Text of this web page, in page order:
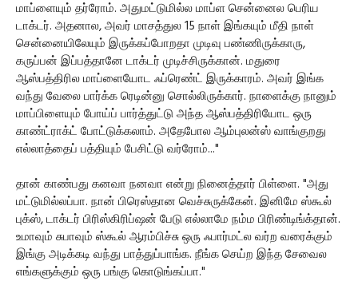
மாப்ளையும் தர்ரோம். அதுமட்டுமில்ல மாப்ள சென்னைல பெரிய
டாக்டர். அதனால, அவர் மாசத்துல 15 நாள் இங்கயும் மீதி நாள்
சென்னையிலேயும் இருக்கப்போறதா முடிவு பண்ணிருக்காரு,
கருப்பன் இப்பத்தானே டாக்டர் முடிச்சிருக்கான். மதுரை
ஆஸ்பத்திரில மாப்ளையோட ஃப்ரெண்ட் இருக்காரம். அவர் இங்க
வந்து வேலை பார்க்க ரெடின்னு சொல்லிருக்கார். நாளைக்கு நானும்
மாப்பிளையும் போய்ப் பார்த்துட்டு அந்த ஆஸ்பத்திரியோட ஒரு
காண்ட்ராக்ட் போட்டுக்கலாம். அதேபோல ஆம்புலன்ஸ் வாங்குறது
எல்லாத்தைப் பத்தியும் பேசிட்டு வர்ரோம்..."
தான் காண்பது கனவா நனவா என்று நினைத்தார் பிள்ளை. "அது
மட்டுமில்லப்பா. நான் பிரெஸ்தான வெச்சுருக்கேன். இனிமே ஸ்கூல்
புக்ஸ், டாக்டர் பிரிஸ்கிரிப்ஷன் பேடு எல்லாமே நம்ம பிரிண்டிங்க்தான்.
உமாவும் சுபாவும் ஸ்கூல் ஆரம்பிச்சு ஒரு ஃபார்மட்ல வர்ற வரைக்கும்
இங்கு அடிக்கடி வந்து பாத்துப்பாங்க. நீங்க செய்ற இந்த சேவைல
எங்களுக்கும் ஒரு பங்கு கொடுங்கப்பா."